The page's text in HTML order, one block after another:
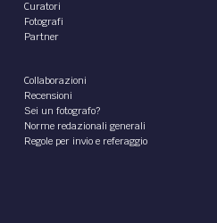
Curatori
Fotografi
Partner
Collaborazioni
Recensioni
Sei un fotografo?
Norme redazionali generali
Regole per invio e referaggio